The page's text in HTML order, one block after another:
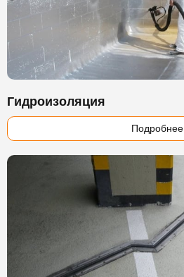
Гидроизоляция
Подробнее